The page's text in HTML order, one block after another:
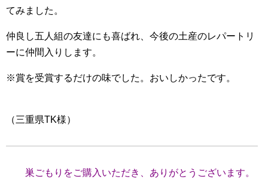
てみました。
仲良し五人組の友達にも喜ばれ、今後の土産のレパートリ
ーに仲間入りします。
※賞を受賞するだけの味でした。おいしかったです。
（三重県TK様）
巣ごもりをご購入いただき、ありがとうございます。